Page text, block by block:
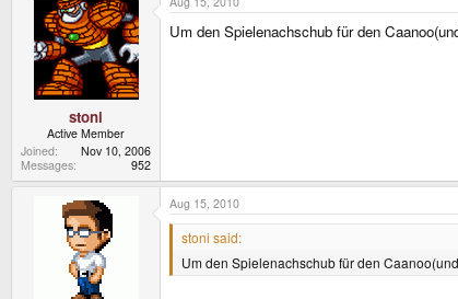
a
t
e
stoni
Active Member
Joined
Nov 10, 2006
Messages
952
Um den Spielenachschub für den
Aug 15, 2010
stoni said:
Um den Spielenachschub für den